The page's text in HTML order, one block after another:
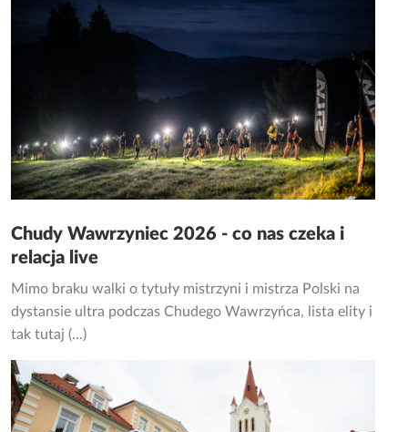
Chudy Wawrzyniec 2026 - co nas czeka i
relacja live
Mimo braku walki o tytuły mistrzyni i mistrza Polski na
dystansie ultra podczas Chudego Wawrzyńca, lista elity i
tak tutaj (...)